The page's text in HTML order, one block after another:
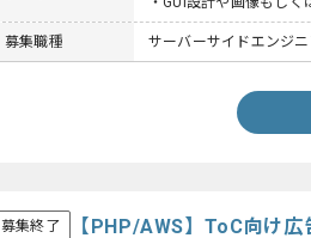
募集職種 サーバーサイドエンジニ
募集終了 【PHP/AWS】ToC向け